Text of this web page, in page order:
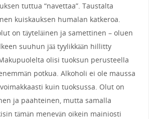
tuttua “navettaa”. Taustalta
kuiskauksen humalan katkeroa.
on täyteläinen ja samettinen – oluen
suuhun jää tyylikkään hillitty
olisi tuoksun perusteella
potkua. Alkoholi ei ole maussa
kuin tuoksussa. Olut on
ja paahteinen, mutta samalla
tämän menevän oikein mainiosti